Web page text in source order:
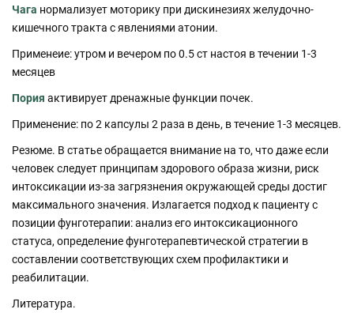
Чага нормализует моторику при дискинезиях желудочно-
кишечного тракта с явлениями атонии.
Применеие: утром и вечером по 0.5 ст настоя в течении 1-3
месяцев
Пория активирует дренажные функции почек.
Применение: по 2 капсулы 2 раза в день, в течение 1-3 месяцев.
Резюме. В статье обращается внимание на то, что даже если
человек следует принципам здорового образа жизни, риск
интоксикации из-за загрязнения окружающей среды достиг
максимального значения. Излагается подход к пациенту с
позиции фунготерапии: анализ его интоксикационного
статуса, определение фунготерапевтической стратегии в
составлении соответствующих схем профилактики и
реабилитации.
Литература.